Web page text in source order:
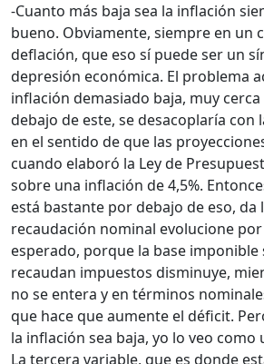
-Cuanto más baja sea la inflación
bueno. Obviamente, siempre en un
deflación, que eso sí puede ser un
depresión económica. El problema
inflación demasiado baja, muy
debajo de este, se desacoplaría con
en el sentido de que las
cuando elaboró la Ley de
sobre una inflación de 4,5%.
está bastante por debajo de eso, da
recaudación nominal evolucione
esperado, porque la base imponible
recaudan impuestos disminuye,
no se entera y en términos
que hace que aumente el déficit.
la inflación sea baja, yo lo veo
La tercera variable, que es donde